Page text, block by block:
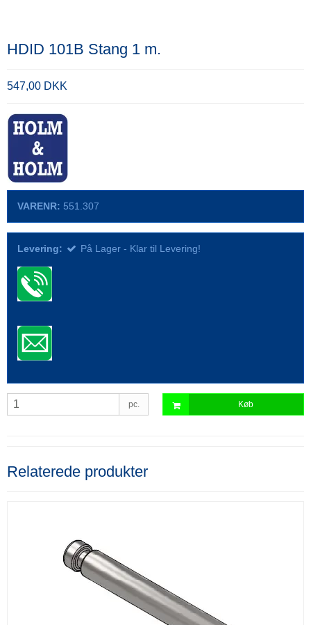
HDID 101B Stang 1 m.
547,00 DKK
VARENR: 551.307
Levering: På Lager - Klar til Levering!
pc. Køb
Relaterede produkter